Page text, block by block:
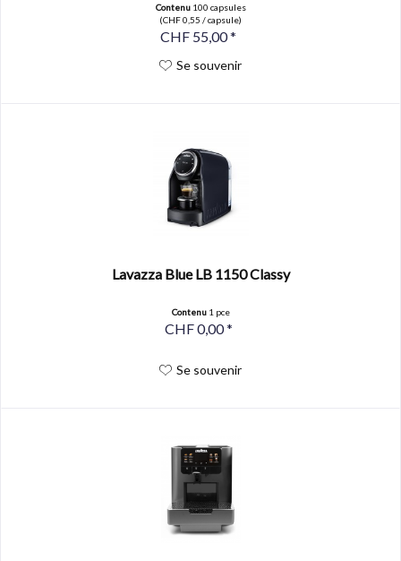
Contenu 100 capsules
(CHF 0,55 / capsule)
CHF 55,00 *
Se souvenir
Lavazza Blue LB 1150 Classy
Contenu 1 pce
CHF 0,00 *
Se souvenir